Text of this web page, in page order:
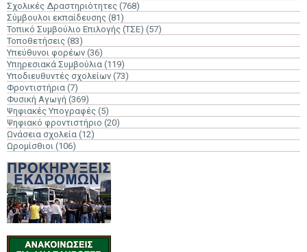
Σχολικές Δραστηριότητες (768)
Σύμβουλοι εκπαίδευσης (81)
Τοπικό Συμβούλιο Επιλογής (ΤΣΕ) (57)
Τοποθετήσεις (83)
Υπεύθυνοι φορέων (36)
Υπηρεσιακά Συμβούλια (119)
Υποδιευθυντές σχολείων (73)
Φροντιστήρια (7)
Φυσική Αγωγή (369)
Ψηφιακές Υπογραφές (5)
Ψηφιακό φροντιστήριο (20)
Ωνάσεια σχολεία (12)
Ωρομίσθιοι (106)